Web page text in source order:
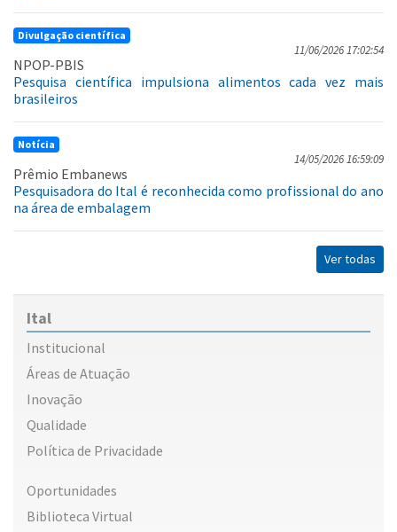
Divulgação científica
11/06/2026 17:02:54
NPOP-PBIS
Pesquisa científica impulsiona alimentos cada vez mais
brasileiros
Notícia
14/05/2026 16:59:09
Prêmio Embanews
Pesquisadora do Ital é reconhecida como profissional do ano
na área de embalagem
Ver todas
Ital
Institucional
Áreas de Atuação
Inovação
Qualidade
Política de Privacidade
Oportunidades
Biblioteca Virtual